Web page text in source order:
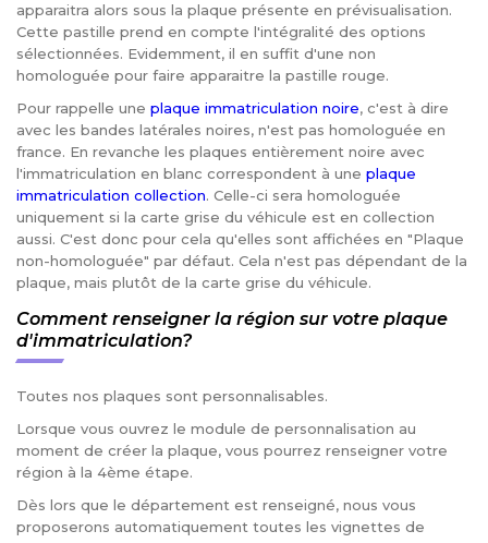
apparaitra alors sous la plaque présente en prévisualisation.
Cette pastille prend en compte l'intégralité des options
sélectionnées. Evidemment, il en suffit d'une non
homologuée pour faire apparaitre la pastille rouge.
Pour rappelle une plaque immatriculation noire, c'est à dire
avec les bandes latérales noires, n'est pas homologuée en
france. En revanche les plaques entièrement noire avec
l'immatriculation en blanc correspondent à une plaque
immatriculation collection. Celle-ci sera homologuée
uniquement si la carte grise du véhicule est en collection
aussi. C'est donc pour cela qu'elles sont affichées en "Plaque
non-homologuée" par défaut. Cela n'est pas dépendant de la
plaque, mais plutôt de la carte grise du véhicule.
Comment renseigner la région sur votre plaque
d'immatriculation?
Toutes nos plaques sont personnalisables.
Lorsque vous ouvrez le module de personnalisation au
moment de créer la plaque, vous pourrez renseigner votre
région à la 4ème étape.
Dès lors que le département est renseigné, nous vous
proposerons automatiquement toutes les vignettes de